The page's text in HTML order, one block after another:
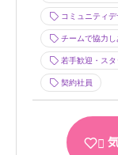
コミュニティデ
チームで協力
若手歓迎・ス
契約社員